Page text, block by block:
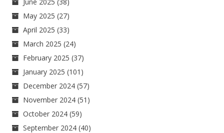
May 2025 (27)
April 2025 (33)
March 2025 (24)
February 2025 (37)
January 2025 (101)
December 2024 (57)
November 2024 (51)
October 2024 (59)
September 2024 (40)